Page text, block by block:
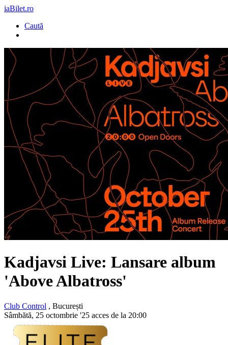
iaBilet.ro
Caută
Kadjavsi Live: Lansare album
'Above Albatross'
Club Control , București
Sâmbătă, 25 octombrie '25 acces de la 20:00